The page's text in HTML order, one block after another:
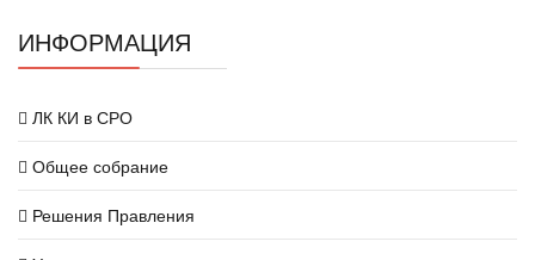
ИНФОРМАЦИЯ
ЛК КИ в СРО
Общее собрание
Решения Правления